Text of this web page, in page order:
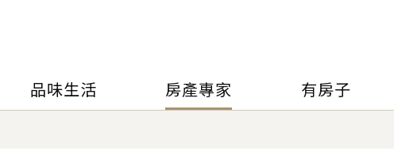
品味生活 房產專家 有房子